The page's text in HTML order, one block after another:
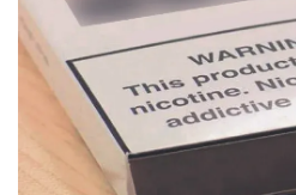
EXPOSICIÓN
ENTREVISTA